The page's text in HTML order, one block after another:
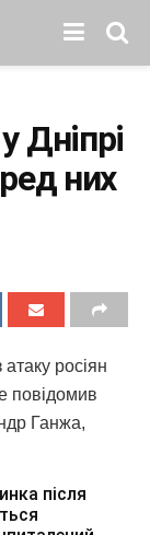
Дніпрі
них
росіян
повідомив
Ганжа,
після